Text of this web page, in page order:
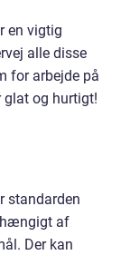
en vigtig
alle disse
for arbejde på
glat og hurtigt!
standarden
af
Der kan